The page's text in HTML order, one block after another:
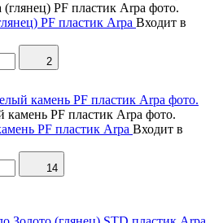
PF пластик Arpa Входит в
2
PF пластик Arpa Входит в
14